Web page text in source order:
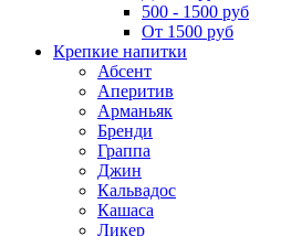
500 - 1500 руб
От 1500 руб
Крепкие напитки
Абсент
Аперитив
Арманьяк
Бренди
Граппа
Джин
Кальвадос
Кашаса
Ликер